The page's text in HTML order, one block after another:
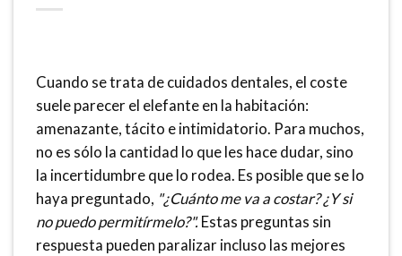
Cuando se trata de cuidados dentales, el coste
suele parecer el elefante en la habitación:
amenazante, tácito e intimidatorio. Para muchos,
no es sólo la cantidad lo que les hace dudar, sino
la incertidumbre que lo rodea. Es posible que se lo
haya preguntado, "¿Cuánto me va a costar? ¿Y si
no puedo permitírmelo?".Estas preguntas sin
respuesta pueden paralizar incluso las mejores